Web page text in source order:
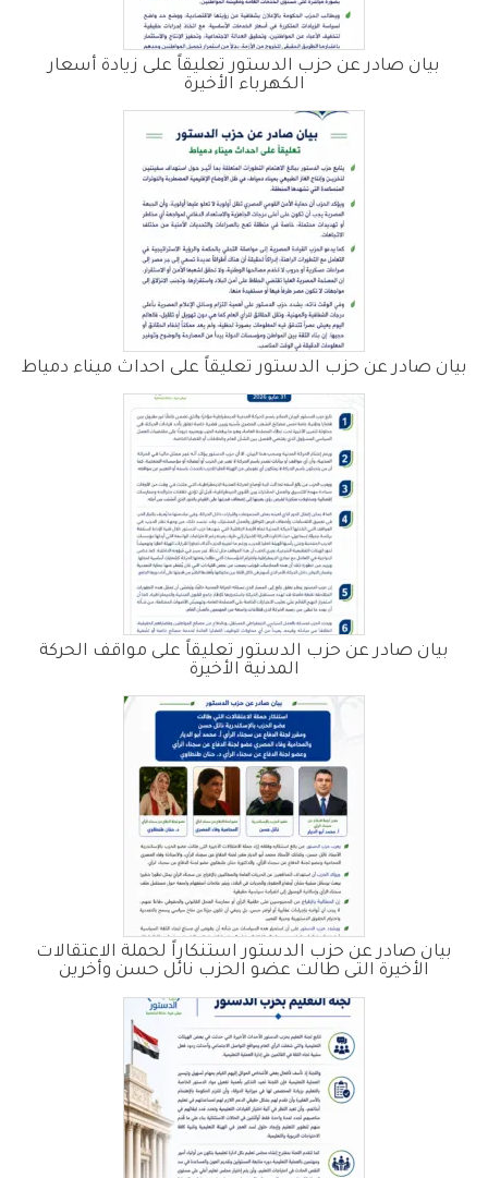
بيان صادر عن حزب الدستور تعليقاً على زيادة أسعار
الكهرباء الأخيرة
بيان صادر عن حزب الدستور تعليقاً على احداث ميناء دمياط
بيان صادر عن حزب الدستور تعليقاً على مواقف الحركة
المدنية الأخيرة
بيان صادر عن حزب الدستور استنكاراً لحملة الاعتقالات
الأخيرة التى طالت عضو الحزب نائل حسن وأخرين